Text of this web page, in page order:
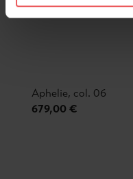
Aphelie, col. 06
679,00 €